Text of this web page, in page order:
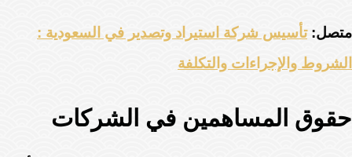
متصل:تأسيس شركة استيراد وتصدير في السعودية :
الشروط والإجراءات والتكلفة
حقوق المساهمين في الشركات